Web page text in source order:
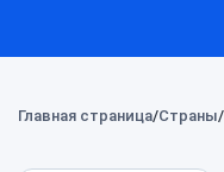
Главная страница Страны